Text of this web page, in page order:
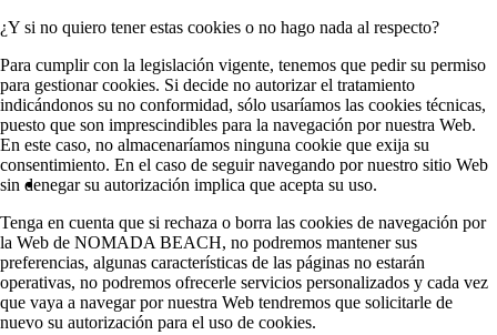
¿Y si no quiero tener estas cookies o no hago nada al respecto?
Para cumplir con la legislación vigente, tenemos que pedir su permiso
para gestionar cookies. Si decide no autorizar el tratamiento
indicándonos su no conformidad, sólo usaríamos las cookies técnicas,
puesto que son imprescindibles para la navegación por nuestra Web.
En este caso, no almacenaríamos ninguna cookie que exija su
consentimiento. En el caso de seguir navegando por nuestro sitio Web
sin denegar su autorización implica que acepta su uso.
Tenga en cuenta que si rechaza o borra las cookies de navegación por
la Web de NOMADA BEACH, no podremos mantener sus
preferencias, algunas características de las páginas no estarán
operativas, no podremos ofrecerle servicios personalizados y cada vez
que vaya a navegar por nuestra Web tendremos que solicitarle de
nuevo su autorización para el uso de cookies.